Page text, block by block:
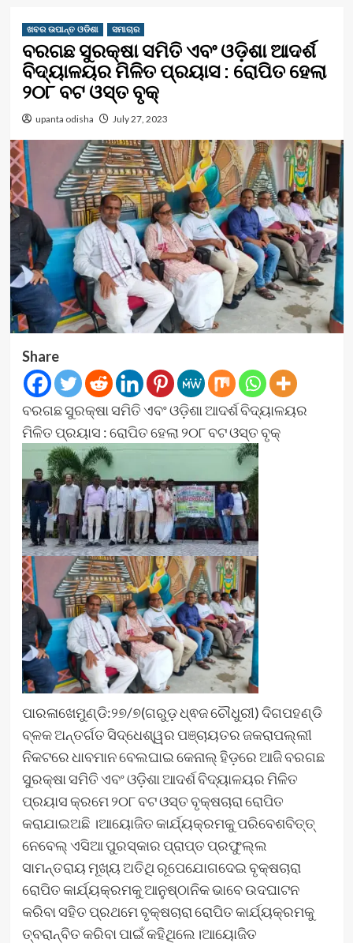
ଖବର ଉପାନ୍ତ ଓଡିଶା ସମାଚାର
ବରଗଛ ସୁରକ୍ଷା ସମିତି ଏବଂ ଓଡ଼ିଶା ଆଦର୍ଶ
ବିଦ୍ୟାଳୟର ମିଳିତ ପ୍ରୟାସ : ରୋପିତ ହେଲା
୨୦୮ ବଟ ଓସ୍ତ ବୃକ୍
upanta odisha July 27, 2023
Share
ବରଗଛ ସୁରକ୍ଷା ସମିତି ଏବଂ ଓଡ଼ିଶା ଆଦର୍ଶ ବିଦ୍ୟାଳୟର
ମିଳିତ ପ୍ରୟାସ : ରୋପିତ ହେଲା ୨୦୮ ବଟ ଓସ୍ତ ବୃକ୍
ପାରଳାଖେମୁଣ୍ଡି:୨୭/୭(ଗରୁଡ଼ ଧ୍ଵଜ ଚୌଧୁରୀ) ଦିଗପହଣ୍ଡି
ବ୍ଳକ ଅନ୍ତର୍ଗତ ସିଦ୍ଧେଶ୍ୱର ପଞ୍ଚାୟତର ଜକରାପଲ୍ଲୀ
ନିକଟରେ ଧାବମାନ ବେଲଘାଇ କେନାଲ୍‌ ହିଡ଼ରେ ଆଜି ବରଗଛ
ସୁରକ୍ଷା ସମିତି ଏବଂ ଓଡ଼ିଶା ଆଦର୍ଶ ବିଦ୍ୟାଳୟର ମିଳିତ
ପ୍ରୟାସ କ୍ରମେ ୨୦୮ ବଟ ଓସ୍ତ ବୃକ୍ଷଚାରା ରୋପିତ
କରାଯାଇଅଛି ।ଆୟୋଜିତ କାର୍ଯ୍ୟକ୍ରମକୁ ପରିବେଶବିତ୍ତ୍‌
ନେବେଲ୍‌ ଏସିଆ ପୁରସ୍କାର ପ୍ରାପ୍ତ ପ୍ରଫୁଲ୍ଲ
ସାମନ୍ତରାୟ ମୂଖ୍ୟ ଅତିଥି ରୂପେଯୋଗଦେଇ ବୃକ୍ଷଚାରା
ରୋପିତ କାର୍ଯ୍ୟକ୍ରମକୁ ଆନୁଷ୍ଠାନିକ ଭାବେ ଉଦଘାଟନ
କରିବା ସହିତ ପ୍ରଥମେ ବୃକ୍ଷଚାରା ରୋପିତ କାର୍ଯ୍ୟକ୍ରମକୁ
ତ୍ବରାନ୍ବିତ କରିବା ପାଇଁ କହିଥିଲେ।ଆୟୋଜିତ